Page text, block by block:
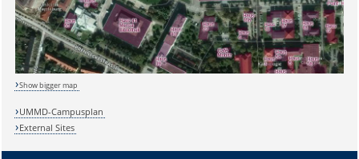
Show bigger map
UMMD-Campusplan
External Sites